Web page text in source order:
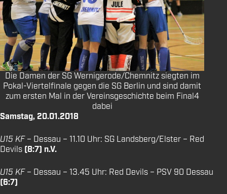
Die Damen der SG Wernigerode/Chemnitz siegten im
Pokal-Viertelfinale gegen die SG Berlin und sind damit
zum ersten Mal in der Vereinsgeschichte beim Final4
dabei
Samstag, 20.01.2018
U15 KF– Dessau – 11.10 Uhr: SG Landsberg/Elster – Red
Devils (8:7) n.V.
U15 KF– Dessau – 13.45 Uhr: Red Devils – PSV 90 Dessau
(6:7)